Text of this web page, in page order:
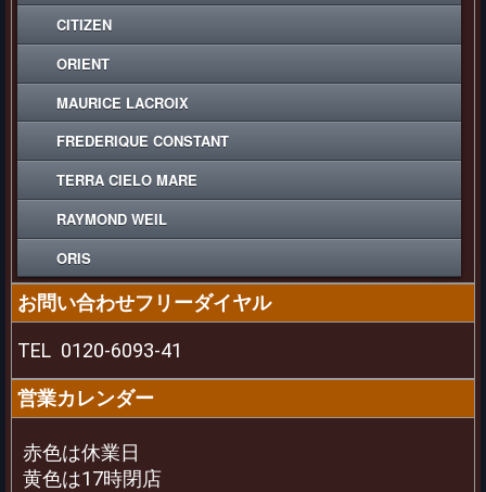
CITIZEN
ORIENT
MAURICE LACROIX
FREDERIQUE CONSTANT
TERRA CIELO MARE
RAYMOND WEIL
ORIS
お問い合わせフリーダイヤル
TEL 0120-6093-41
営業カレンダー
赤色は休業日
黄色は17時閉店